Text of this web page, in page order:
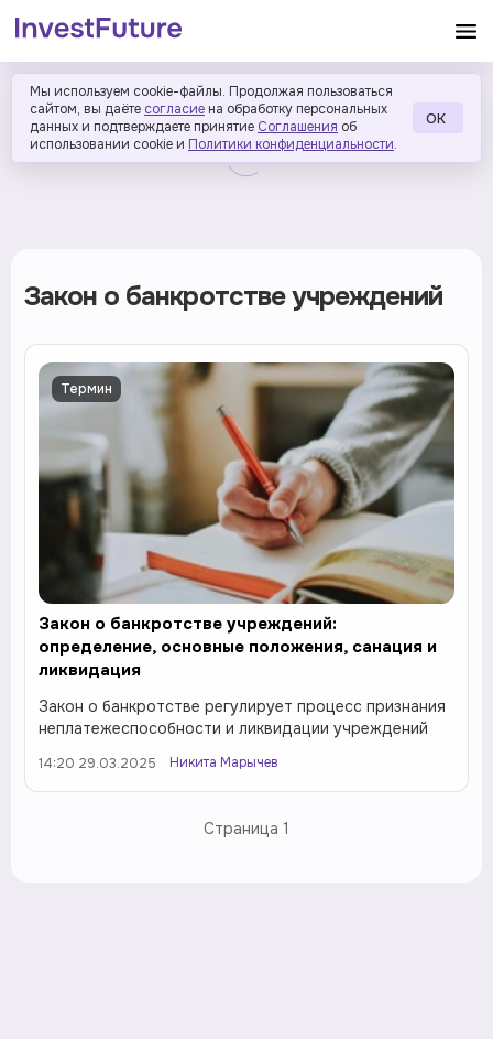
Мы используем cookie-файлы. Продолжая пользоваться
сайтом, вы даёте согласие на обработку персональных
данных и подтверждаете принятие Соглашения об
использовании cookie и Политики конфиденциальности.
ОК
Закон о банкротстве учреждений
Термин
Закон о банкротстве учреждений:
определение, основные положения, санация и
ликвидация
Закон о банкротстве регулирует процесс признания
неплатежеспособности и ликвидации учреждений
14:20 29.03.2025 Никита Марычев
Страница 1